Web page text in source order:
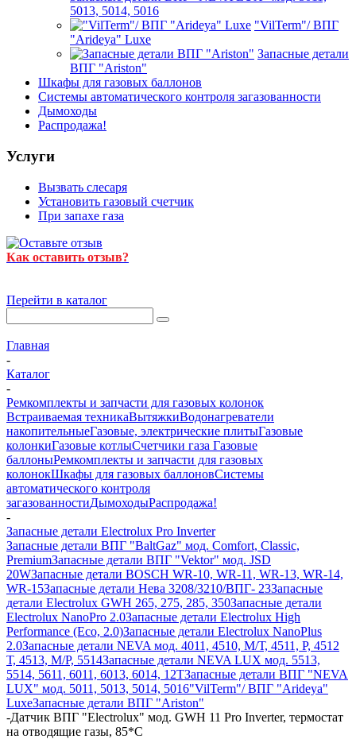
5013, 5014, 5016
"VilTerm"/ ВПГ
"Arideya" Luxe
Запасные детали
ВПГ "Ariston"
Шкафы для газовых баллонов
Системы автоматического контроля загазованности
Дымоходы
Распродажа!
Услуги
Вызвать слесаря
Установить газовый счетчик
При запахе газа
Как оставить отзыв?
Перейти в каталог
Главная
-
Каталог
-
Ремкомплекты и запчасти для газовых колонок
Встраиваемая техникаВытяжкиВодонагреватели
накопительныеГазовые, электрические плитыГазовые
колонкиГазовые котлыСчетчики газа Газовые
баллоныРемкомплекты и запчасти для газовых
колонокШкафы для газовых баллоновСистемы
автоматического контроля
загазованностиДымоходыРаспродажа!
-
Запасные детали Electrolux Pro Inverter
Запасные детали ВПГ "BaltGaz" мод. Comfort, Classic,
PremiumЗапасные детали ВПГ "Vektor" мод. JSD
20WЗапасные детали BOSCH WR-10, WR-11, WR-13, WR-14,
WR-15Запасные детали Нева 3208/3210/ВПГ- 23Запасные
детали Electrolux GWH 265, 275, 285, 350Запасные детали
Electrolux NanoPro 2.0Запасные детали Electrolux High
Performance (Eco, 2.0)Запасные детали Electrolux NanoPlus
2.0Запасные детали NEVA мод. 4011, 4510, М/Т, 4511, P, 4512
Т, 4513, М/Р, 5514Запасные детали NEVA LUX мод. 5513,
5514, 5611, 6011, 6013, 6014, 12ТЗапасные детали ВПГ "NEVA
LUX" мод. 5011, 5013, 5014, 5016"VilTerm"/ ВПГ "Arideya"
LuxeЗапасные детали ВПГ "Ariston"
-Датчик ВПГ "Electrolux" мод. GWH 11 Pro Inverter, термостат
на отводящие газы, 85*С